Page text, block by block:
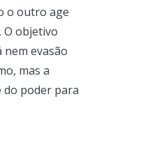
o outro age
O objetivo
nem evasão
mas a
do poder para